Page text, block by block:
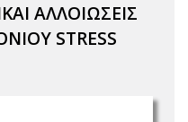
ΑΛΛΟΙΩΣΕΙΣ
STRESS